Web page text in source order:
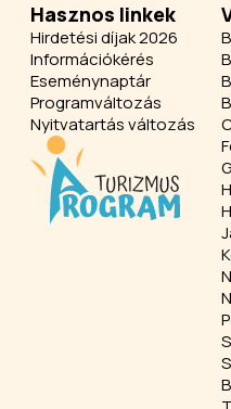
Hasznos linkek
Hirdetési díjak 2026
Információkérés
Eseménynaptár
Programváltozás
Nyitvatartás változás